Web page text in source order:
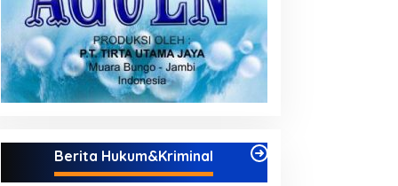
Berita Hukum&Kriminal